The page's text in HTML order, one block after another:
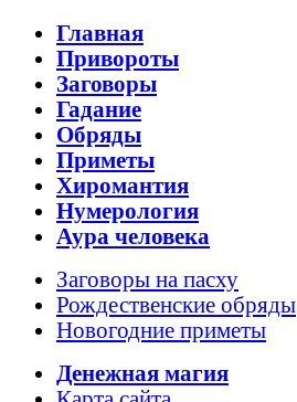
Главная
Привороты
Заговоры
Гадание
Обряды
Приметы
Хиромантия
Нумерология
Аура человека
Заговоры на пасху
Рождественские обряды
Новогодние приметы
Денежная магия